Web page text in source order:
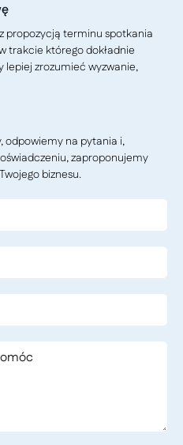
propozycją terminu spotkania
trakcie którego dokładnie
zrozumieć wyzwanie,
odpowiemy na pytania i,
zaproponujemy
biznesu.